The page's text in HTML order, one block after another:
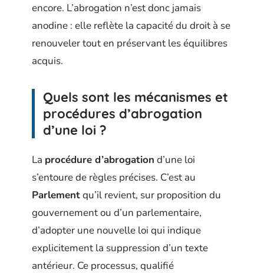
encore. L’abrogation n’est donc jamais
anodine : elle reflète la capacité du droit à se
renouveler tout en préservant les équilibres
acquis.
Quels sont les mécanismes et
procédures d’abrogation
d’une loi ?
La procédure d’abrogation d’une loi
s’entoure de règles précises. C’est au
Parlementqu’il revient, sur proposition du
gouvernement ou d’un parlementaire,
d’adopter une nouvelle loi qui indique
explicitement la suppression d’un texte
antérieur. Ce processus, qualifié